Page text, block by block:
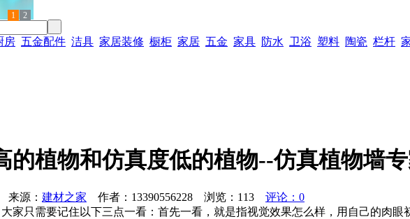
1 2
房 五金配件 洁具 家居装修 橱柜 家居 五金 家具 防水 卫浴 塑料 陶瓷 栏杆
的植物和仿真度低的植物--仿真植物墙
来源： 建材之家 作者：13390556228 浏览： 113
评论：0
家只需要记住以下三点一看：首先一看，就是指视觉效果怎么样，用自己的肉